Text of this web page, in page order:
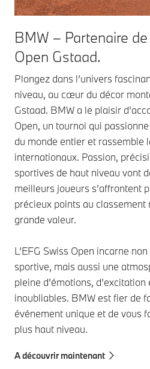
BMW – Partenaire de
Open Gstaad.
Plongez dans l’univers
niveau, au cœur du décor
Gstaad. BMW a le plaisir
Open, un tournoi qui
du monde entier et rassemble
internationaux. Passion,
sportives de haut niveau vont
meilleurs joueurs s’affrontent
précieux points au classement
grande valeur.
L’EFG Swiss Open incarne
sportive, mais aussi une
pleine d’émotions,
inoubliables. BMW est fier de
événement unique et de vous
plus haut niveau.
A découvrir maintenant